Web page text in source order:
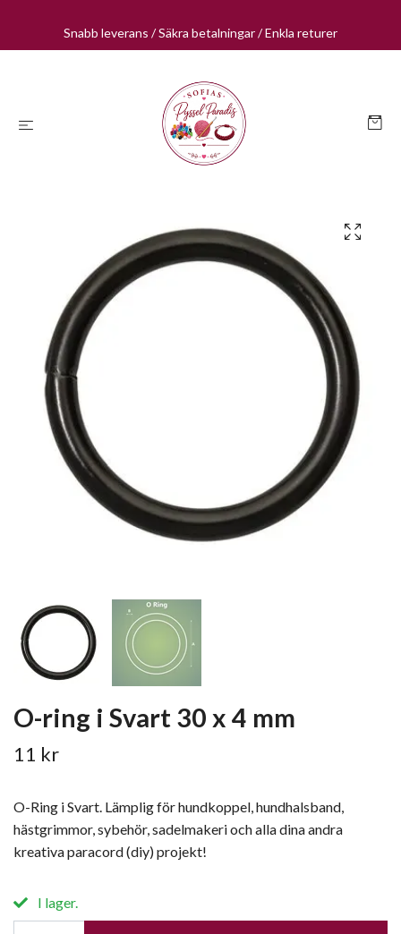
Snabb leverans / Säkra betalningar / Enkla returer
O-ring i Svart 30 x 4 mm
11 kr
O-Ring i Svart. Lämplig för hundkoppel, hundhalsband,
hästgrimmor, sybehör, sadelmakeri och alla dina andra
kreativa paracord (diy) projekt!
I lager.